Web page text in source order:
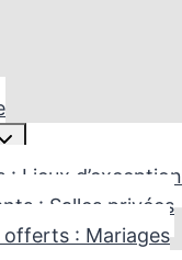
fermer
: Lieux d’exception
: Salles privées
offerts : Mariages